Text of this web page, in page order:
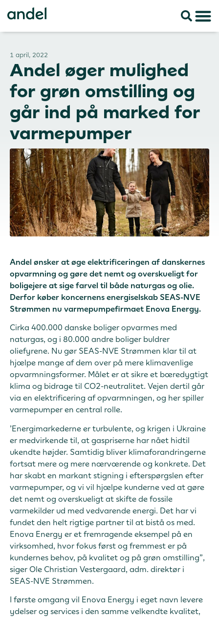
1 april, 2022
Andel øger mulighed
for grøn omstilling og
går ind på marked for
varmepumper
Andel ønsker at øge elektrificeringen af danskernes
opvarmning og gøre det nemt og overskueligt for
boligejere at sige farvel til både naturgas og olie.
Derfor køber koncernens energiselskab SEAS-NVE
Strømmen nu varmepumpefirmaet Enova Energy.
Cirka 400.000 danske boliger opvarmes med
naturgas, og i 80.000 andre boliger buldrer
oliefyrene. Nu gør SEAS-NVE Strømmen klar til at
hjælpe mange af dem over på mere klimavenlige
opvarmningsformer. Målet er at sikre et bæredygtigt
klima og bidrage til CO2-neutralitet. Vejen dertil går
via en elektrificering af opvarmningen, og her spiller
varmepumper en central rolle.
’Energimarkederne er turbulente, og krigen i Ukraine
er medvirkende til, at gaspriserne har nået hidtil
ukendte højder. Samtidig bliver klimaforandringerne
fortsat mere og mere nærværende og konkrete. Det
har skabt en markant stigning i efterspørgslen efter
varmepumper, og vi vil hjælpe kunderne ved at gøre
det nemt og overskueligt at skifte de fossile
varmekilder ud med vedvarende energi. Det har vi
fundet den helt rigtige partner til at bistå os med.
Enova Energy er et fremragende eksempel på en
virksomhed, hvor fokus først og fremmest er på
kundernes behov, på kvalitet og på grøn omstilling”,
siger Ole Christian Vestergaard, adm. direktør i
SEAS-NVE Strømmen.
I første omgang vil Enova Energy i eget navn levere
ydelser og services i den samme velkendte kvalitet,